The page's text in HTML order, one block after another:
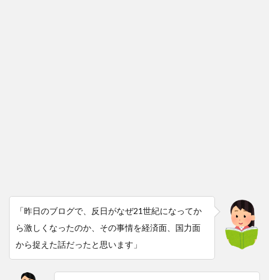
「昨日のブログで、反日がなぜ21世紀になってか
ら激しくなったのか、その事情を経済面、国力面
から捉えた話だったと思います」